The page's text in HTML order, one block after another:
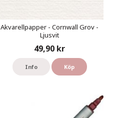
Akvarellpapper - Cornwall Grov -
Ljusvit
49,90 kr
Info Köp